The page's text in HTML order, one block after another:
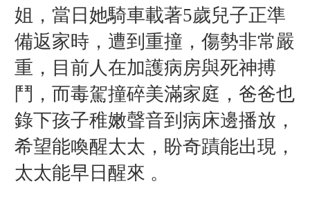
姐，當日她騎車載著5歲兒子正準
備返家時，遭到重撞，傷勢非常嚴
重，目前人在加護病房與死神搏
鬥，而毒駕撞碎美滿家庭，爸爸也
錄下孩子稚嫩聲音到病床邊播放，
希望能喚醒太太，盼奇蹟能出現，
太太能早日醒來 。